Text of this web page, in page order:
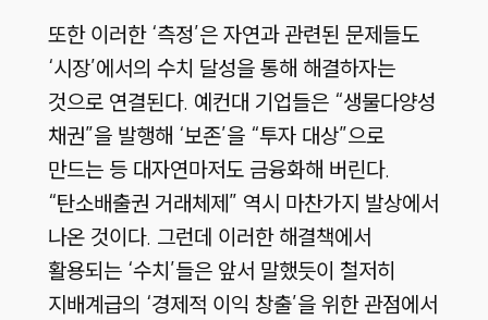
또한 이러한 ‘측정’은 자연과 관련된 문제들도
‘시장’에서의 수치 달성을 통해 해결하자는
것으로 연결된다. 예컨대 기업들은 “생물다양성
채권”을 발행해 ‘보존’을 “투자 대상”으로
만드는 등 대자연마저도 금융화해 버린다.
“탄소배출권 거래체제” 역시 마찬가지 발상에서
나온 것이다. 그런데 이러한 해결책에서
활용되는 ‘수치’들은 앞서 말했듯이 철저히
지배계급의 ‘경제적 이익 창출’을 위한 관점에서